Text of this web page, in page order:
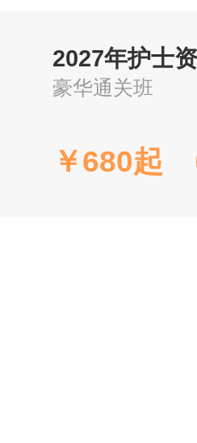
附件2）。
名资料审核
并于2025年12
2027年护士
豪华通关班
￥680起